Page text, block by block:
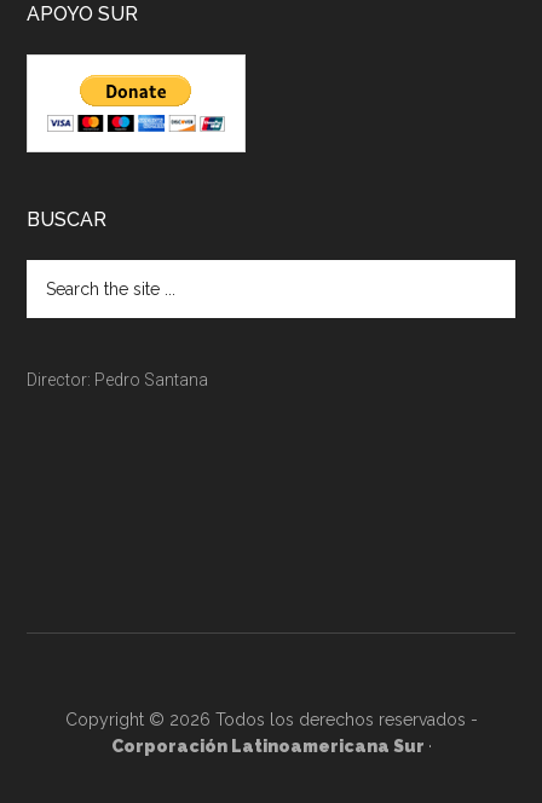
APOYO SUR
BUSCAR
Director: Pedro Santana
Copyright © 2026 Todos los derechos reservados -
Corporación Latinoamericana Sur ·